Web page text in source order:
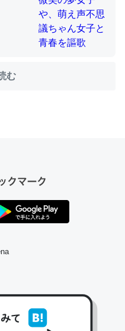
Alexaしか使わないので
entry/2019/05/15/1805
｜tayorini by LIFULL介護
加熱してから加えたりガ
の万能ソース「アイオリソ
フに聞いてみた - メシ通 | ホ
り、それも美味しいんだ
のを指すのか、また違う
む